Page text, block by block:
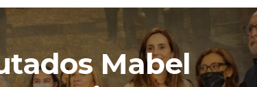
Mabel